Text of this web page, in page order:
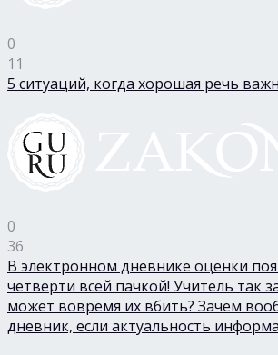
0
11
5 ситуаций, когда хорошая речь
0
36
В электронном дневнике оценки
четверти всей пачкой! Учитель так
может вовремя их вбить? Зачем
дневник, если актуальность